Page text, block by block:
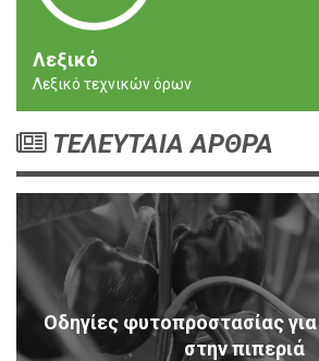
Λεξικό
Λεξικό τεχνικών όρων
ΤΕΛΕΥΤΑΙΑ ΑΡΘΡΑ
Οδηγίες φυτοπροστασίας
στην πιπεριά